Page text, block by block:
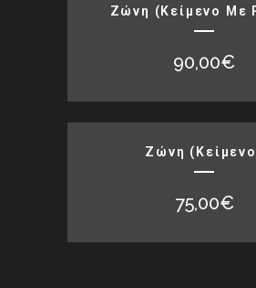
Ζώνη (κείμενο Με
90,00€
Ζώνη
75,00€